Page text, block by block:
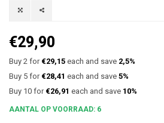
€29,90
Buy 2 for €29,15 each and save 2,5%
Buy 5 for €28,41 each and save 5%
Buy 10 for €26,91 each and save 10%
AANTAL OP VOORRAAD: 6